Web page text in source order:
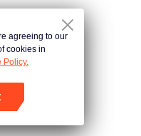
之战
agreeing to our
cookies in
Policy.